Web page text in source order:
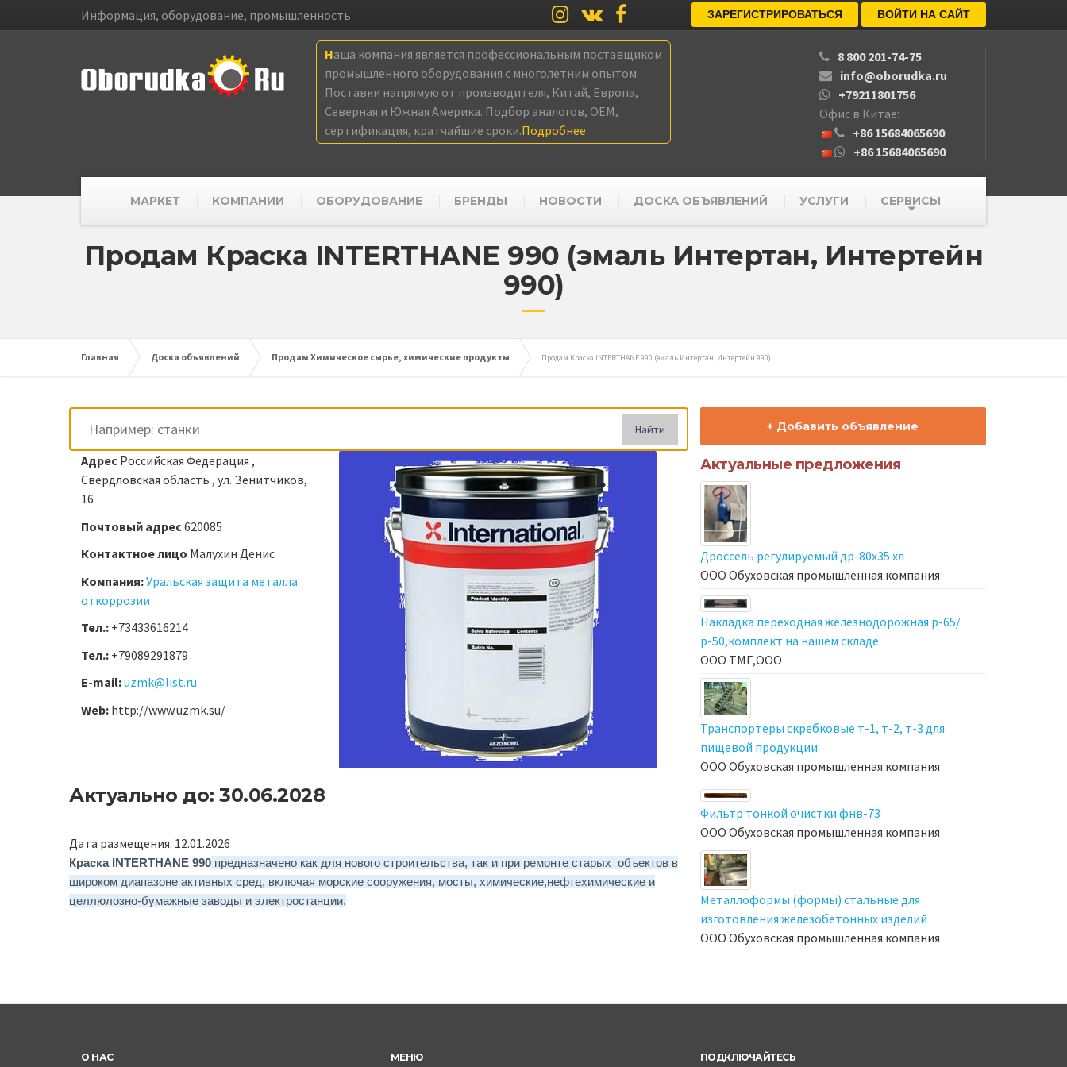
Информация, оборудование, промышленность ЗАРЕГИСТРИРОВАТЬСЯ ВОЙТИ НА САЙТ
Наша компания является профессиональным поставщиком
промышленного оборудования с многолетним опытом.
Поставки напрямую от производителя, Китай, Европа,
Северная и Южная Америка. Подбор аналогов, OEM,
сертификация, кратчайшие сроки.Подробнее
8 800 201-74-75
info@oborudka.ru
+79211801756
Офис в Китае:
+86 15684065690
+86 15684065690
МАРКЕТ КОМПАНИИ ОБОРУДОВАНИЕ БРЕНДЫ НОВОСТИ ДОСКА ОБЪЯВЛЕНИЙ УСЛУГИ СЕРВИСЫ
Продам Краска INTERTHANE 990 (эмаль Интертан, Интертейн
990)
Главная Доска объявлений Продам Химическое сырье, химические продукты Продам Краска INTERTHANE 990 (эмаль Интертан, Интертейн 990)
Найти
Адрес Российская Федерация ,
Свердловская область , ул. Зенитчиков,
16
Почтовый адрес620085
Контактное лицо Малухин Денис
Компания:Уральская защита металла
откоррозии
Тел.: +73433616214
Тел.: +79089291879
E-mail:uzmk@list.ru
Web: http://www.uzmk.su/
Актуально до: 30.06.2028
Дата размещения: 12.01.2026
Краска INTERTHANE 990 предназначено как для нового строительства, так и при ремонте старых объектов в
широком диапазоне активных сред, включая морские cооружения, мосты, химические,нефтехимические и
целлюлозно-бумажные заводы и электростанции.
+ Добавить объявление
Актуальные предложения
Дроссель регулируемый др-80х35 хл
ООО Обуховская промышленная компания
Накладка переходная железнодорожная р-65/
р-50,комплект на нашем складе
ООО ТМГ,ООО
Транспортеры скребковые т-1, т-2, т-3 для
пищевой продукции
ООО Обуховская промышленная компания
Фильтр тонкой очистки фнв-73
ООО Обуховская промышленная компания
Металлоформы (формы) стальные для
изготовления железобетонных изделий
ООО Обуховская промышленная компания
О НАС МЕНЮ ПОДКЛЮЧАЙТЕСЬ